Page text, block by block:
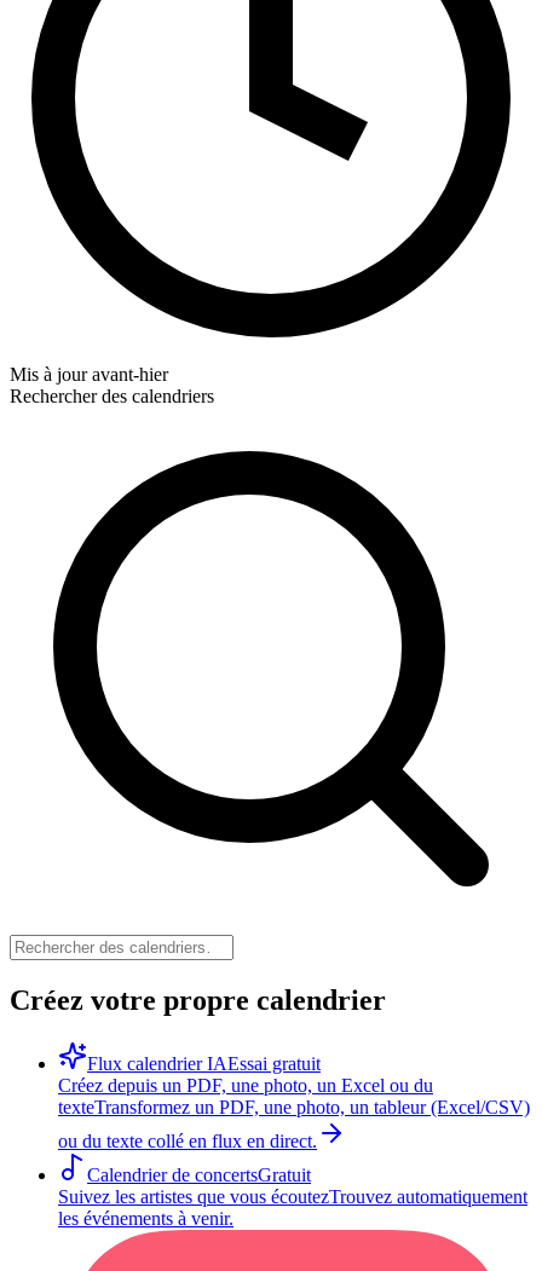
Mis à jour avant-hier
Rechercher des calendriers
Créez votre propre calendrier
Flux calendrier IAEssai gratuit
Créez depuis un PDF, une photo, un Excel ou du
texteTransformez un PDF, une photo, un tableur (Excel/CSV)
ou du texte collé en flux en direct.
Calendrier de concertsGratuit
Suivez les artistes que vous écoutezTrouvez automatiquement
les événements à venir.